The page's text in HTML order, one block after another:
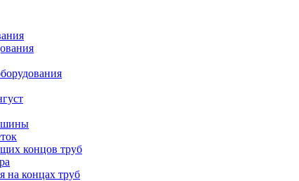
концов труб
концах труб